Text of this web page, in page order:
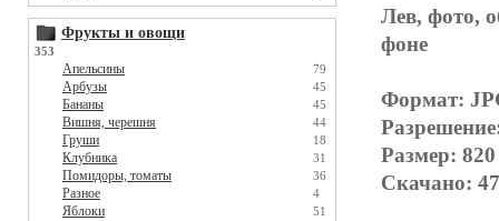
Фрукты и овощи
353
Апельсины 79
Арбузы 45
Бананы 45
Вишня, черешня 44
Груши 18
Клубника 31
Помидоры, томаты 36
Разное 4
Яблоки 51
Лев, фото,
фоне
Формат:
Размер:
Скачано: